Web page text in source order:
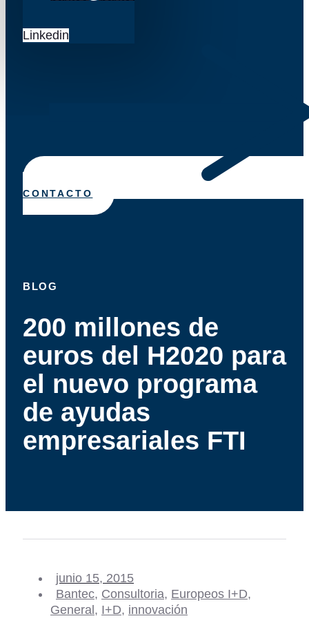
Linkedin
CONTACTO
BLOG
200 millones de
euros del H2020 para
el nuevo programa
de ayudas
empresariales FTI
junio 15, 2015
Bantec, Consultoria, Europeos I+D,
General , I+D, innovación